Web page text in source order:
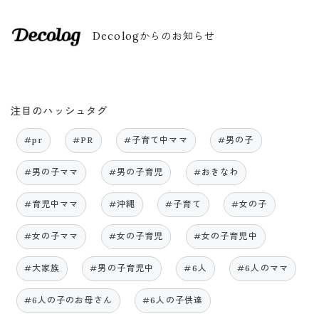
Decologからのお知らせ
注目のハッシュタグ
#pr #PR #子育て中ママ #男の子
#男の子ママ #男の子育児 #おきなわ
#育児中ママ #沖縄 #子育て #女の子
#女の子ママ #女の子育児 #女の子育児中
#大家族 #男の子育児中 #6人 #6人のママ
#6人の子のお母さん #6人の子供達